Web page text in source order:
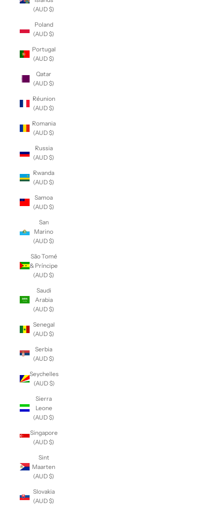
(AUD $)
Poland
(AUD $)
Portugal
(AUD $)
Qatar
(AUD $)
Réunion
(AUD $)
Romania
(AUD $)
Russia
(AUD $)
Rwanda
(AUD $)
Samoa
(AUD $)
San
Marino
(AUD $)
São Tomé
& Príncipe
(AUD $)
Saudi
Arabia
(AUD $)
Senegal
(AUD $)
Serbia
(AUD $)
Seychelles
(AUD $)
Sierra
Leone
(AUD $)
Singapore
(AUD $)
Sint
Maarten
(AUD $)
Slovakia
(AUD $)